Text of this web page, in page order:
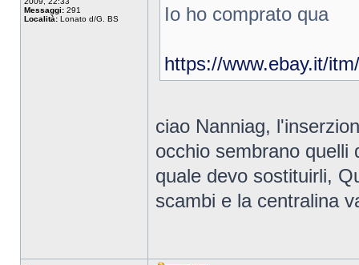
Messaggi: 291
Località: Lonato d/G. BS Io ho comprato qua
https://www.ebay.it/
ciao Nanniag,
occhio sembrano quelli
quale devo sostituirli,
scambi e la centralina